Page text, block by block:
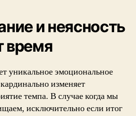
и неясность
время
уникальное эмоциональное
изменяет
темпа. В случае когда мы
исключительно если итог